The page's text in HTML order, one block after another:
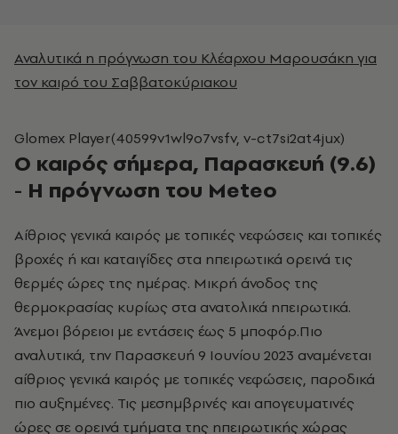
Αναλυτικά η πρόγνωση του Κλέαρχου Μαρουσάκη για
τον καιρό του Σαββατοκύριακου
Glomex Player(40599v1wl9o7vsfv, v-ct7si2at4jux)
O καιρός σήμερα, Παρασκευή (9.6)
- Η πρόγνωση του Meteo
Αίθριος γενικά καιρός με τοπικές νεφώσεις και τοπικές
βροχές ή και καταιγίδες στα ηπειρωτικά ορεινά τις
θερμές ώρες της ημέρας. Μικρή άνοδος της
θερμοκρασίας κυρίως στα ανατολικά ηπειρωτικά.
Άνεμοι βόρειοι με εντάσεις έως 5 μποφόρ.Πιο
αναλυτικά, την Παρασκευή 9 Ιουνίου 2023 αναμένεται
αίθριος γενικά καιρός με τοπικές νεφώσεις, παροδικά
πιο αυξημένες. Τις μεσημβρινές και απογευματινές
ώρες σε ορεινά τμήματα της ηπειρωτικής χώρας